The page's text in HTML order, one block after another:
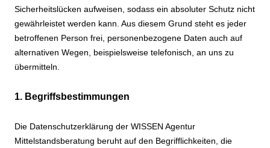
Sicherheitslücken aufweisen, sodass ein absoluter Schutz nicht
gewährleistet werden kann. Aus diesem Grund steht es jeder
betroffenen Person frei, personenbezogene Daten auch auf
alternativen Wegen, beispielsweise telefonisch, an uns zu
übermitteln.
1. Begriffsbestimmungen
Die Datenschutzerklärung der WISSEN Agentur
Mittelstandsberatung beruht auf den Begrifflichkeiten, die